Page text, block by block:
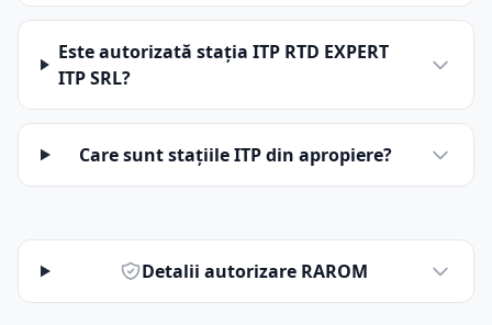
Este autorizată stația ITP RTD EXPERT
ITP SRL?
Care sunt stațiile ITP din apropiere?
Detalii autorizare RAROM